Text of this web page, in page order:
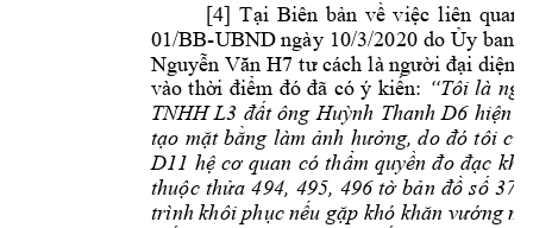
[4] Tại Biên bản về việc liên quan
01/BB-UBND ngày 10/3/2020 do Ủy ban
Nguyễn Văn H7 tư cách là người đại diện
vào thời điểm đó đã có ý kiến: “Tôi là
TNHH L3 đất ông Huỳnh Thanh D6 hiện
tạo mặt bằng làm ảnh hưởng, do đó tôi
D11 hệ cơ quan có thẩm quyền đo đạc
thuộc thửa 494, 495, 496 tờ bản đồ số 37
trình khôi phục nếu gặp khó khăn vướng